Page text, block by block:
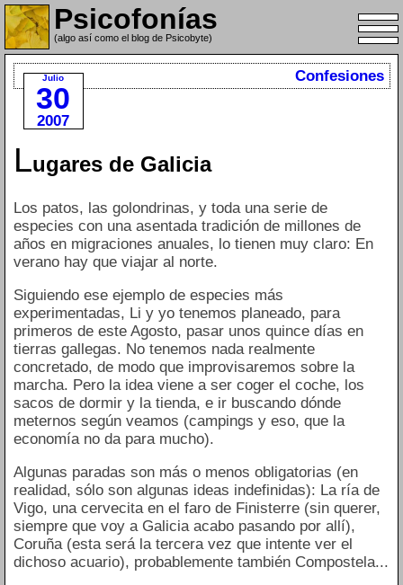
Psicofonías
(algo así como el blog de Psicobyte)
Julio
30
2007
Confesiones
Lugares de Galicia
Los patos, las golondrinas, y toda una serie de
especies con una asentada tradición de millones de
años en migraciones anuales, lo tienen muy claro: En
verano hay que viajar al norte.
Siguiendo ese ejemplo de especies más
experimentadas, Li y yo tenemos planeado, para
primeros de este Agosto, pasar unos quince días en
tierras gallegas. No tenemos nada realmente
concretado, de modo que improvisaremos sobre la
marcha. Pero la idea viene a ser coger el coche, los
sacos de dormir y la tienda, e ir buscando dónde
meternos según veamos (campings y eso, que la
economía no da para mucho).
Algunas paradas son más o menos obligatorias (en
realidad, sólo son algunas ideas indefinidas): La ría de
Vigo, una cervecita en el faro de Finisterre (sin querer,
siempre que voy a Galicia acabo pasando por allí),
Coruña (esta será la tercera vez que intente ver el
dichoso acuario), probablemente también Compostela...